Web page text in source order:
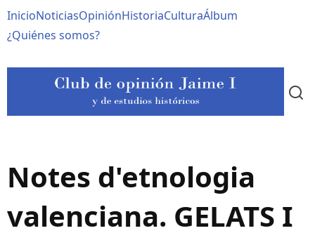
al
contenido
Navegación
principal
InicioNoticiasOpiniónHistoriaCulturaÁlbum
¿Quiénes somos?
Notes d'etnologia
valenciana. GELATS I